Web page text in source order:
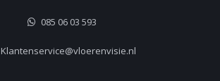
085 06 03 593
Klantenservice@vloerenvisie.nl